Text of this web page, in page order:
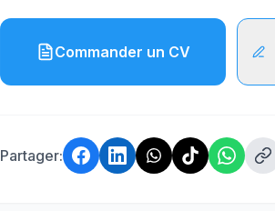
Commander un CV
Partager: